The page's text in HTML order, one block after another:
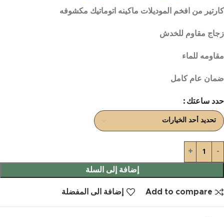
كارتير من افخم الموديلات ماكينه اتوماتيك مكشوفه
زجاج مقاوم للخدش
مقاومه للماء
ضمان عام كامل
حدد ساعتك
إضافة إلى السلة
Add to compare إضافة الى المفضلة